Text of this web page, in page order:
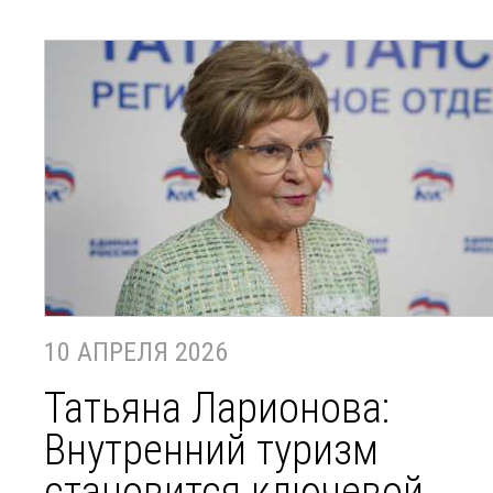
10 АПРЕЛЯ 2026
Татьяна Ларионова:
Внутренний туризм